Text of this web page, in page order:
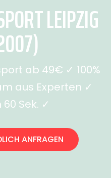
LEIPZIG
ab 49€ ✓ 100%
aus Experten ✓
Sek. ✓
ANFRAGEN